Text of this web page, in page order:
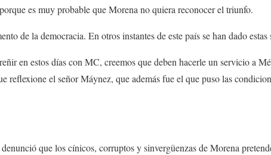
es muy probable que Morena no quiera reconocer el triunfo.
de la democracia. En otros instantes de este país se han dado estas
en estos días con MC, creemos que deben hacerle un servicio a
reflexione el señor Máynez, que además fue el que puso las
que los cínicos, corruptos y sinvergüenzas de Morena